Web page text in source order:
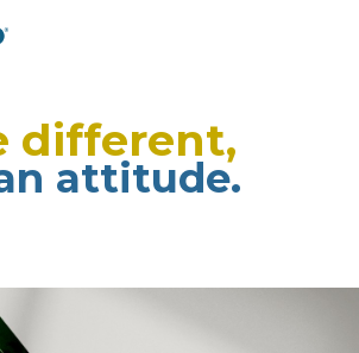
different,
attitude.